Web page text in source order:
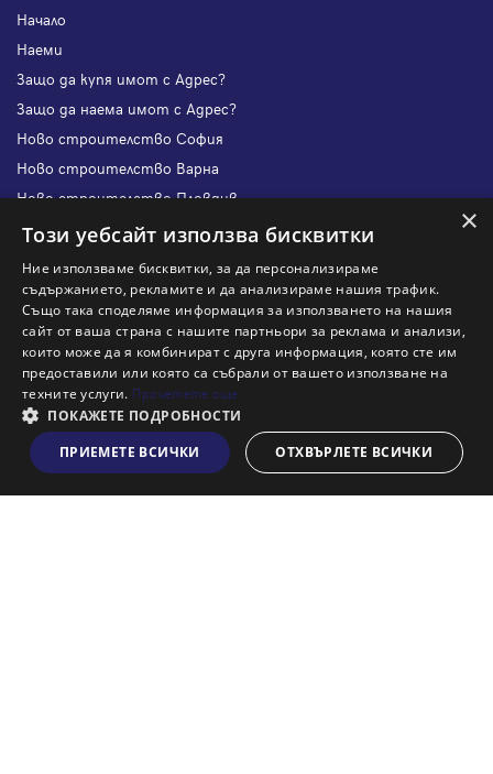
Виж на картата
Начало
Наеми
Защо да купя имот с Адрес?
Защо да наема имот с Адрес?
Ново строителство София
Ново строителство Варна
Ново строителство Пловдив
Ново строителство Бургас
Защо да отдам имот с Адрес?
Наши офиси
Кариери
Кои сме ние?
Франчайз
Блог
Искаш ли да получаваш актуална информация за пазара
на недвижими имоти?
×
Този уебсайт използва бисквитки
Ние използваме бисквитки, за да персонализираме
съдържанието, рекламите и да анализираме нашия трафик.
Също така споделяме информация за използването на нашия
сайт от ваша страна с нашите партньори за реклама и анализи,
които може да я комбинират с друга информация, която сте им
предоставили или която са събрали от вашето използване на
техните услуги. Прочетете още
ПОКАЖЕТЕ ПОДРОБНОСТИ
ПРИЕМЕТЕ ВСИЧКИ
ОТХВЪРЛЕТЕ ВСИЧКИ